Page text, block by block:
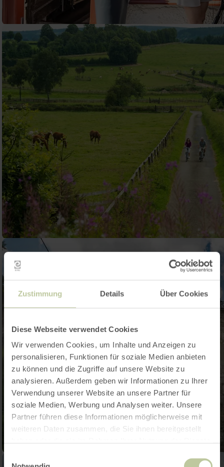
Zustimmung Details Über Cookies
Diese Webseite verwendet Cookies
Wir verwenden Cookies, um Inhalte und Anzeigen zu
personalisieren, Funktionen für soziale Medien anbieten
zu können und die Zugriffe auf unsere Website zu
analysieren. Außerdem geben wir Informationen zu Ihrer
Verwendung unserer Website an unsere Partner für
soziale Medien, Werbung und Analysen weiter. Unsere
Partner führen diese Informationen möglicherweise mit
weiteren Daten zusammen, die Sie ihnen bereitgestellt